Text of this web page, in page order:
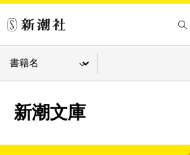
新潮文庫